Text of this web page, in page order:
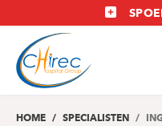
en
naar
inhoud
HOME SPECIALISTEN